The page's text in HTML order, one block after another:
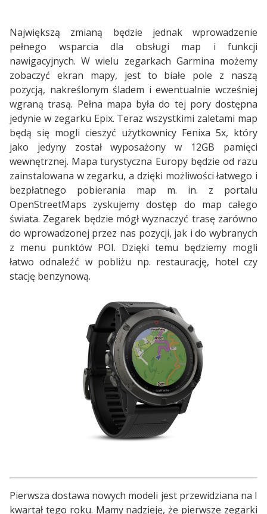
Największą zmianą będzie jednak wprowadzenie
pełnego wsparcia dla obsługi map i funkcji
nawigacyjnych. W wielu zegarkach Garmina możemy
zobaczyć ekran mapy, jest to białe pole z naszą
pozycją, nakreślonym śladem i ewentualnie wcześniej
wgraną trasą. Pełna mapa była do tej pory dostępna
jedynie w zegarku Epix. Teraz wszystkimi zaletami map
będą się mogli cieszyć użytkownicy Fenixa 5x, który
jako jedyny został wyposażony w 12GB pamięci
wewnętrznej. Mapa turystyczna Europy będzie od razu
zainstalowana w zegarku, a dzięki możliwości łatwego i
bezpłatnego pobierania map m. in. z portalu
OpenStreetMaps zyskujemy dostęp do map całego
świata. Zegarek będzie mógł wyznaczyć trasę zarówno
do wprowadzonej przez nas pozycji, jak i do wybranych
z menu punktów POI. Dzięki temu będziemy mogli
łatwo odnaleźć w pobliżu np. restaurację, hotel czy
stację benzynową.
Pierwsza dostawa nowych modeli jest przewidziana na I
kwartał tego roku. Mamy nadzieję, że pierwsze zegarki